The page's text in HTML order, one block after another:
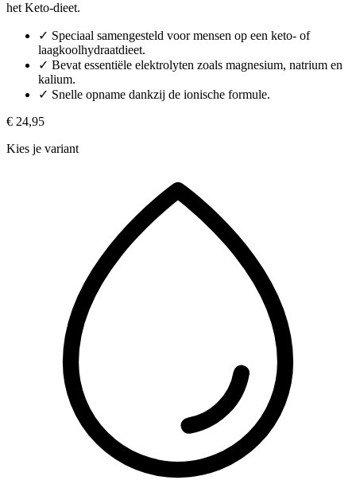
het Keto-dieet.
✓ Speciaal samengesteld voor mensen op een keto- of
laagkoolhydraatdieet.
✓ Bevat essentiële elektrolyten zoals magnesium, natrium en
kalium.
✓ Snelle opname dankzij de ionische formule.
€ 24,95
Kies je variant